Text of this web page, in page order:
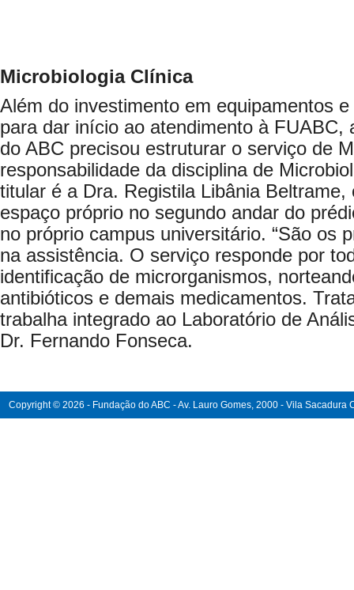
Microbiologia Clínica
Além do investimento em equipamentos
para dar início ao atendimento à FUABC,
do ABC precisou estruturar o serviço de
responsabilidade da disciplina de
titular é a Dra. Registila Libânia Beltrame,
espaço próprio no segundo andar do
no próprio campus universitário. “São os
na assistência. O serviço responde por
identificação de microrganismos,
antibióticos e demais medicamentos.
trabalha integrado ao Laboratório de
Dr. Fernando Fonseca.
Copyright © 2026 - Fundação do ABC - Av. Lauro Gomes, 2000 - Vila